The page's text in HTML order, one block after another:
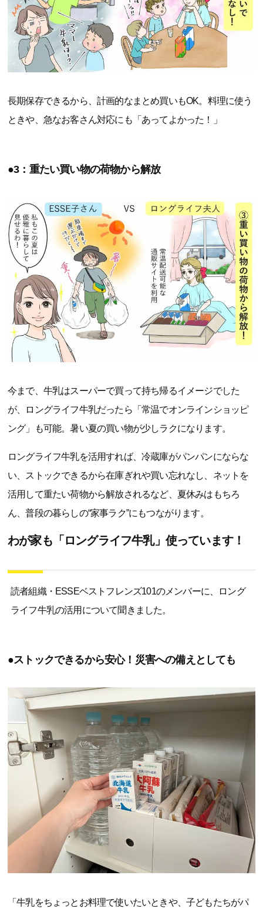
長期保存できるから、計画的なまとめ買いもOK。料理に使う
ときや、急なお客さん対応にも「あってよかった！」
●3：重たい買い物の荷物から解放
今まで、牛乳はスーパーで買って持ち帰るイメージでした
が、ロングライフ牛乳だったら「常温でオンラインショッピ
ング」も可能。暑い夏の買い物が少しラクになります。
ロングライフ牛乳を活用すれば、冷蔵庫がパンパンにならな
い、ストックできるから在庫ぎれや買い忘れなし、ネットを
活用して重たい荷物から解放されるなど、夏休みはもちろ
ん、普段の暮らしの“家事ラク”にもつながります。
わが家も「ロングライフ牛乳」使っています！
読者組織・ESSEベストフレンズ101のメンバーに、ロング
ライフ牛乳の活用について聞きました。
●ストックできるから安心！災害への備えとしても
「牛乳をちょっとお料理で使いたいときや、子どもたちがパ